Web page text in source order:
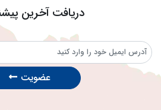
دریافت آخرین
عضویت